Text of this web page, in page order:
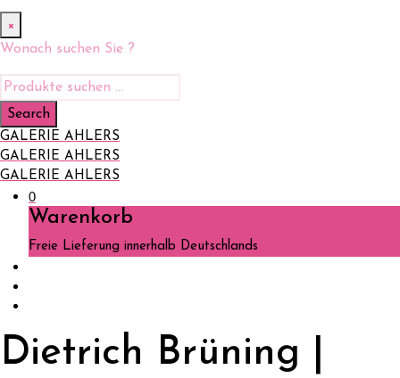
×
Wonach suchen Sie ?
GALERIE AHLERS
GALERIE AHLERS
GALERIE AHLERS
0
Warenkorb
Freie Lieferung innerhalb Deutschlands
Dietrich Brüning |